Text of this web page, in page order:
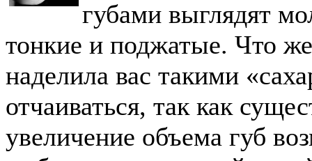
губами выглядят
тонкие и поджатые. Что
наделила вас такими
отчаиваться, так как
увеличение объема губ